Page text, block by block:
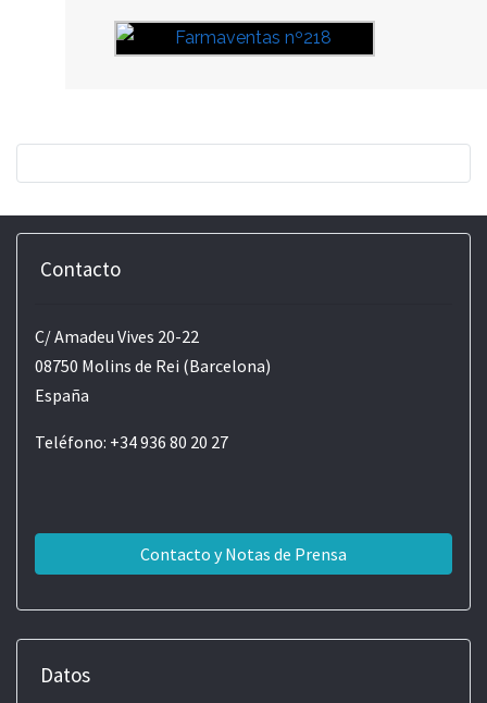
Contacto
C/ Amadeu Vives 20-22
08750 Molins de Rei (Barcelona)
España
Teléfono: +34 936 80 20 27
Contacto y Notas de Prensa
Datos